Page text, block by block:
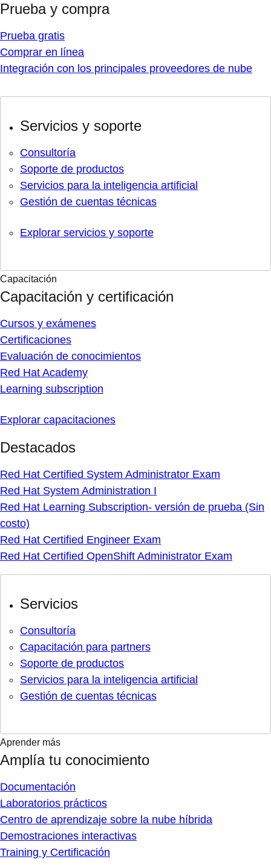
Prueba y compra
Prueba gratis
Comprar en línea
Integración con los principales proveedores de nube
Servicios y soporte
Consultoría
Soporte de productos
Servicios para la inteligencia artificial
Gestión de cuentas técnicas
Explorar servicios y soporte
Capacitación
Capacitación y certificación
Cursos y exámenes
Certificaciones
Evaluación de conocimientos
Red Hat Academy
Learning subscription
Explorar capacitaciones
Destacados
Red Hat Certified System Administrator Exam
Red Hat System Administration I
Red Hat Learning Subscription- versión de prueba (Sin
costo)
Red Hat Certified Engineer Exam
Red Hat Certified OpenShift Administrator Exam
Servicios
Consultoría
Capacitación para partners
Soporte de productos
Servicios para la inteligencia artificial
Gestión de cuentas técnicas
Aprender más
Amplía tu conocimiento
Documentación
Laboratorios prácticos
Centro de aprendizaje sobre la nube híbrida
Demostraciones interactivas
Training y Certificación